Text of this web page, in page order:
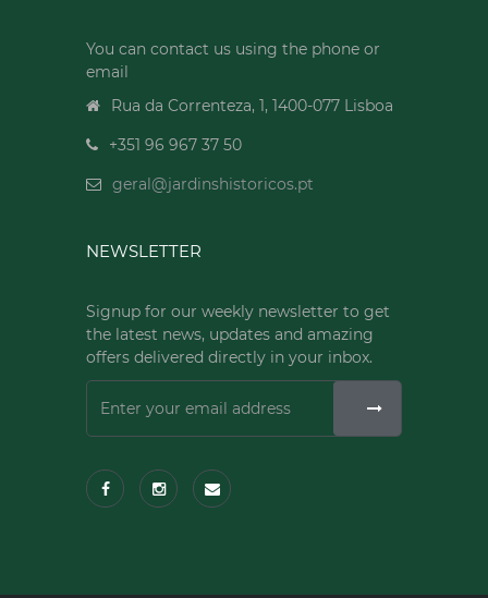
You can contact us using the phone or
email
Rua da Correnteza, 1, 1400-077 Lisboa
+351 96 967 37 50
geral@jardinshistoricos.pt
NEWSLETTER
Signup for our weekly newsletter to get
the latest news, updates and amazing
offers delivered directly in your inbox.